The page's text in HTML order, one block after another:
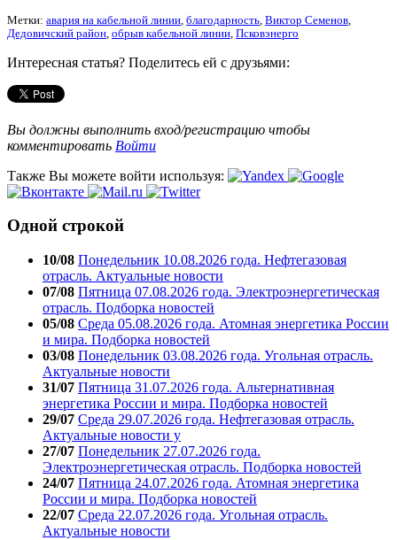
Метки: авария на кабельной линии благодарность Виктор Семенов
Дедовичский район обрыв кабельной линии Псковэнерго
Интересная статья? Поделитесь ей с друзьями:
Вы должны выполнить вход/регистрацию чтобы
комментировать Войти
Также Вы можете войти используя:
Одной строкой
10/08 Понедельник 10.08.2026 года. Нефтегазовая
отрасль. Актуальные новости
07/08 Пятница 07.08.2026 года. Электроэнергетическая
отрасль. Подборка новостей
05/08 Среда 05.08.2026 года. Атомная энергетика России
и мира. Подборка новостей
03/08 Понедельник 03.08.2026 года. Угольная отрасль.
Актуальные новости
31/07 Пятница 31.07.2026 года. Альтернативная
энергетика России и мира. Подборка новостей
29/07 Среда 29.07.2026 года. Нефтегазовая отрасль.
Актуальные новости у
27/07 Понедельник 27.07.2026 года.
Электроэнергетическая отрасль. Подборка новостей
24/07 Пятница 24.07.2026 года. Атомная энергетика
России и мира. Подборка новостей
22/07 Среда 22.07.2026 года. Угольная отрасль.
Актуальные новости